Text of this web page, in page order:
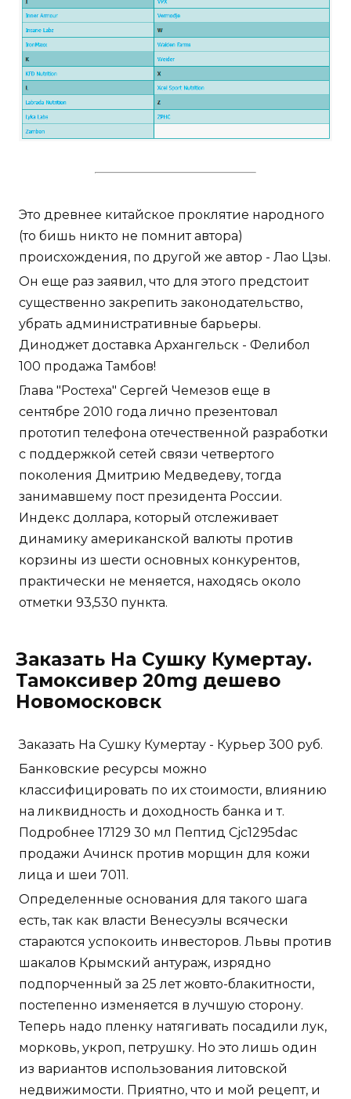
Это древнее китайское проклятие народного
(то бишь никто не помнит автора)
происхождения, по другой же автор - Лао Цзы.
Он еще раз заявил, что для этого предстоит
существенно закрепить законодательство,
убрать административные барьеры.
Диноджет доставка Архангельск - Фелибол
100 продажа Тамбов!
Глава "Ростеха" Сергей Чемезов еще в
сентябре 2010 года лично презентовал
прототип телефона отечественной разработки
с поддержкой сетей связи четвертого
поколения Дмитрию Медведеву, тогда
занимавшему пост президента России.
Индекс доллара, который отслеживает
динамику американской валюты против
корзины из шести основных конкурентов,
практически не меняется, находясь около
отметки 93,530 пункта.
Заказать На Сушку Кумертау.
Тамоксивер 20mg дешево
Новомосковск
Заказать На Сушку Кумертау - Курьер 300 руб.
Банковские ресурсы можно
классифицировать по их стоимости, влиянию
на ликвидность и доходность банка и т.
Подробнее 17129 30 мл Пептид Cjc1295dac
продажи Ачинск против морщин для кожи
лица и шеи 7011.
Определенные основания для такого шага
есть, так как власти Венесуэлы всячески
стараются успокоить инвесторов. Львы против
шакалов Крымский антураж, изрядно
подпорченный за 25 лет жовто-блакитности,
постепенно изменяется в лучшую сторону.
Теперь надо пленку натягивать посадили лук,
морковь, укроп, петрушку. Но это лишь один
из вариантов использования литовской
недвижимости. Приятно, что и мой рецепт, и